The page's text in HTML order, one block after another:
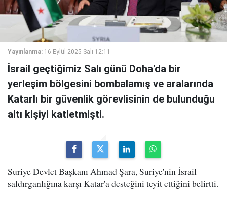
Yayınlanma: 16 Eylül 2025 Salı 12:11
İsrail geçtiğimiz Salı günü Doha'da bir
yerleşim bölgesini bombalamış ve aralarında
Katarlı bir güvenlik görevlisinin de bulunduğu
altı kişiyi katletmişti.
Suriye Devlet Başkanı Ahmad Şara, Suriye'nin İsrail
saldırganlığına karşı Katar'a desteğini teyit ettiğini belirtti.